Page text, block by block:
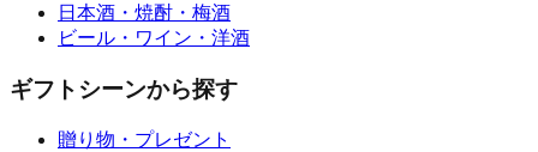
日本酒・焼酎・梅酒
ビール・ワイン・洋酒
ギフトシーンから探す
贈り物・プレゼント